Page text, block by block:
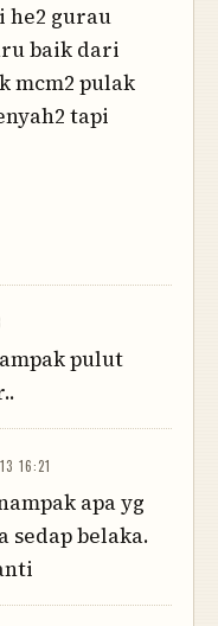
he2 gurau
baik dari
mcm2 pulak
tapi
pulut
16:21
apa yg
sedap belaka.